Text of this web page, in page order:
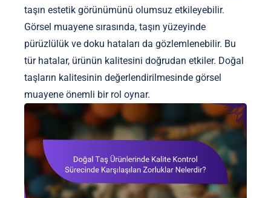
taşın estetik görünümünü olumsuz etkileyebilir.
Görsel muayene sırasında, taşın yüzeyinde
pürüzlülük ve doku hataları da gözlemlenebilir. Bu
tür hatalar, ürünün kalitesini doğrudan etkiler. Doğal
taşların kalitesinin değerlendirilmesinde görsel
muayene önemli bir rol oynar.